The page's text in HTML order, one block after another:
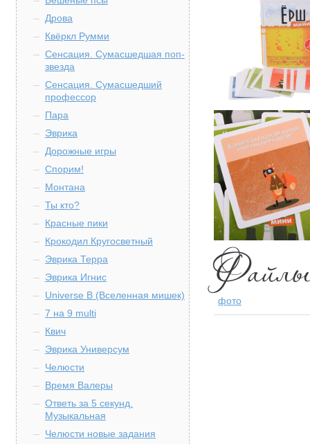
Дрова
Квёркл Румми
Сенсация. Сумасшедшая поп-
звезда
Сенсация. Сумасшедший
профессор
Пара
Эврика
Дорожные игры
Спорим!
Монтана
Ты кто?
Красные пики
Крокодил Кругосветный
Эврика Терра
Эврика Игнис
Universe B (Вселенная мишек)
7 на 9 multi
Квич
Эврика Универсум
Челюсти
Время Валеры
Ответь за 5 секунд.
Музыкальная
Челюсти новые задания
фото